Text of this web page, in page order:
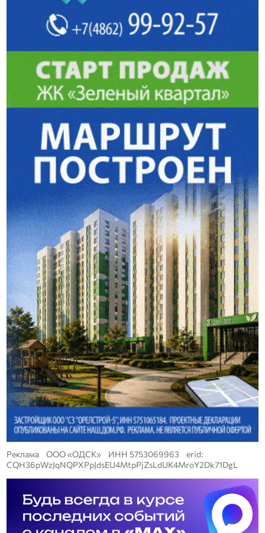
Реклама ООО «ОДСК» ИНН 5753069963 erid:
CQH36pWzJqNQPXPpJdsEU4MtpPjZsLdUK4MroY2Dk71DgL